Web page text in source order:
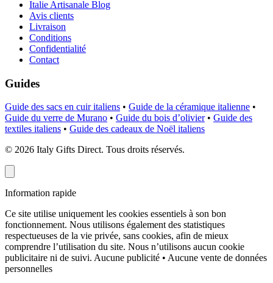
Italie Artisanale Blog
Avis clients
Livraison
Conditions
Confidentialité
Contact
Guides
Guide des sacs en cuir italiens • Guide de la céramique italienne •
Guide du verre de Murano • Guide du bois d’olivier • Guide des
textiles italiens • Guide des cadeaux de Noël italiens
© 2026 Italy Gifts Direct. Tous droits réservés.
Information rapide
Ce site utilise uniquement les cookies essentiels à son bon
fonctionnement. Nous utilisons également des statistiques
respectueuses de la vie privée, sans cookies, afin de mieux
comprendre l’utilisation du site. Nous n’utilisons aucun cookie
publicitaire ni de suivi. Aucune publicité • Aucune vente de données
personnelles